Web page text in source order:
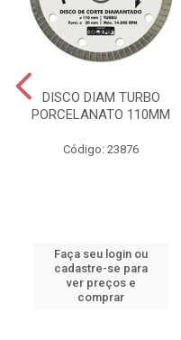
DISCO DIAM TURBO
PORCELANATO 110MM
Código: 23876
Faça seu login ou
cadastre-se para
ver preços e
comprar